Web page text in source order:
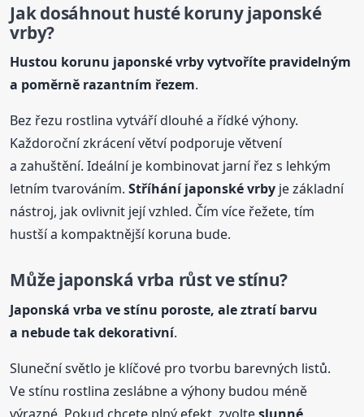
Jak dosáhnout husté koruny japonské
vrby?
Hustou korunu japonské vrby vytvoříte pravidelným
a poměrně razantním řezem.
Bez řezu rostlina vytváří dlouhé a řídké výhony.
Každoroční zkrácení větví podporuje větvení
a zahuštění. Ideální je kombinovat jarní řez s lehkým
letním tvarováním.Stříhání japonské vrby je základní
nástroj, jak ovlivnit její vzhled. Čím více řežete, tím
hustší a kompaktnější koruna bude.
Může japonská vrba růst ve stínu?
Japonská vrba ve stínu poroste, ale ztratí barvu
a nebude tak dekorativní.
Sluneční světlo je klíčové pro tvorbu barevných listů.
Ve stínu rostlina zeslábne a výhony budou méně